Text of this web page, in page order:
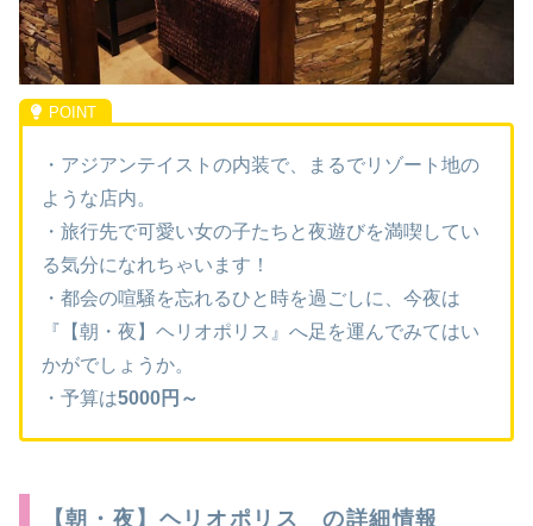
・アジアンテイストの内装で、まるでリゾート地の
ような店内。
・旅行先で可愛い女の子たちと夜遊びを満喫してい
る気分になれちゃいます！
・都会の喧騒を忘れるひと時を過ごしに、今夜は
『【朝・夜】ヘリオポリス』へ足を運んでみてはい
かがでしょうか。
・予算は5000円～
【朝・夜】ヘリオポリス の詳細情報